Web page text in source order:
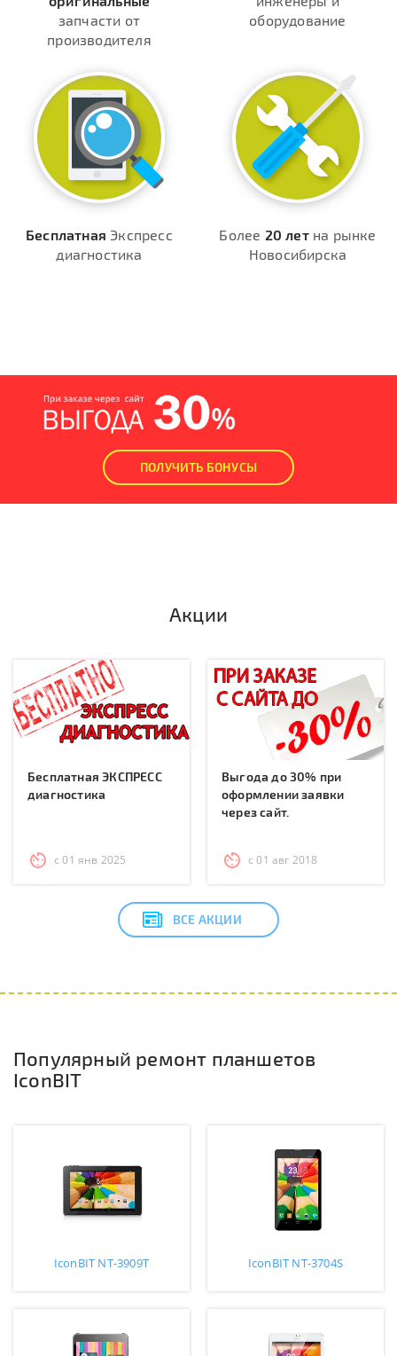
запчасти от
производителя
оборудование
Бесплатная Экспресс
диагностика
Более 20 летна рынке
Новосибирска
ПОЛУЧИТЬ БОНУСЫ
Акции
Бесплатная ЭКСПРЕСС
диагностика
с 01 янв 2025
Выгода до 30% при
оформлении заявки
через сайт.
с 01 авг 2018
ВСЕ АКЦИИ
Популярный ремонт планшетов
IconBIT
IconBIT NT-3909T IconBIT NT-3704S